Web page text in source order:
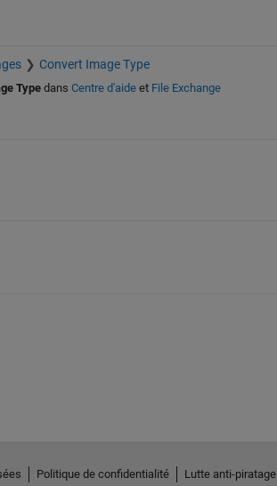
Convert Image Type
Typedans Centre d'aideet File Exchange
Politique de confidentialité Lutte anti-piratage